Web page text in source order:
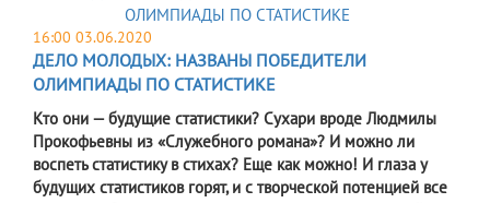
16:00 03.06.2020
ДЕЛО МОЛОДЫХ: НАЗВАНЫ ПОБЕДИТЕЛИ
ОЛИМПИАДЫ ПО СТАТИСТИКЕ
Кто они — будущие статистики? Сухари вроде Людмилы
Прокофьевны из «Служебного романа»? И можно ли
воспеть статистику в стихах? Еще как можно! И глаза у
будущих статистиков горят, и с творческой потенцией все